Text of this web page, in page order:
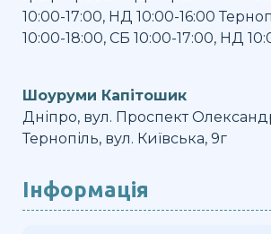
10:00-17:00, НД 10:00-16:00
10:00-18:00, СБ 10:00-17:00, НД
Шоуруми Капітошик
Дніпро, вул. Проспект
Тернопіль, вул. Київська, 9г
Інформація